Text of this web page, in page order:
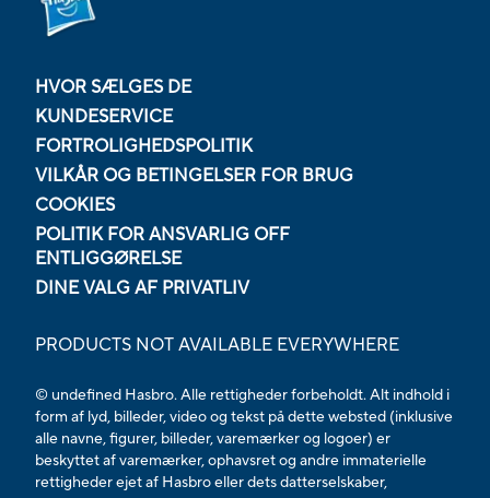
HVOR SÆLGES DE
KUNDESERVICE
FORTROLIGHEDSPOLITIK
VILKÅR OG BETINGELSER FOR BRUG
COOKIES
POLITIK FOR ANSVARLIG OFF
ENTLIGGØRELSE
DINE VALG AF PRIVATLIV
PRODUCTS NOT AVAILABLE EVERYWHERE
© undefined Hasbro. Alle rettigheder forbeholdt. Alt indhold i
form af lyd, billeder, video og tekst på dette websted (inklusive
alle navne, figurer, billeder, varemærker og logoer) er
beskyttet af varemærker, ophavsret og andre immaterielle
rettigheder ejet af Hasbro eller dets datterselskaber,